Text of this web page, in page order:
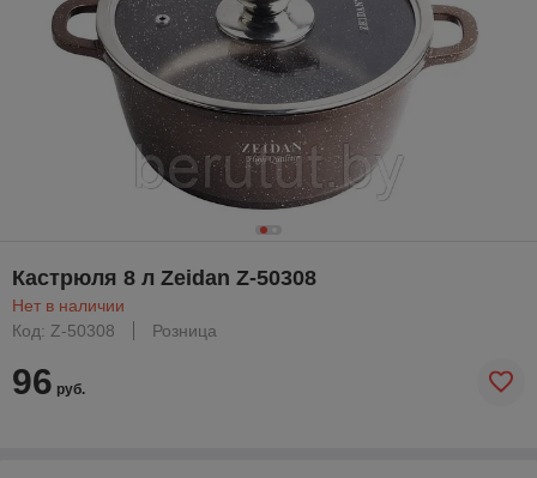
Кастрюля 8 л Zeidan Z-50308
Нет в наличии
Код: Z-50308
Розница
96 руб.